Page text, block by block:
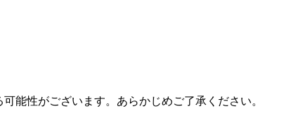
能性がございます。あらかじめご了承ください。